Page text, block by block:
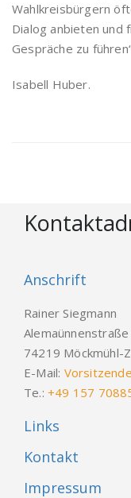
Wahlkreisbürgern
Dialog anbieten und
Gespräche zu
Isabell Huber.
Anschrift
Rainer Siegmann
74219 Möckmühl-
E-Mail:
Te.: +49 157
Links
Kontakt
Impressum